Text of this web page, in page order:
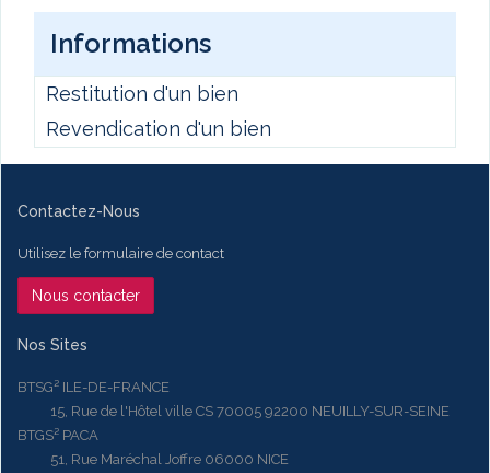
Informations
Restitution d'un bien
Revendication d'un bien
Contactez-Nous
Utilisez le formulaire de contact
Nous contacter
Nos Sites
BTSG² ILE-DE-FRANCE
15, Rue de l'Hôtel ville CS 70005 92200 NEUILLY-SUR-SEINE
BTGS² PACA
51, Rue Maréchal Joffre 06000 NICE